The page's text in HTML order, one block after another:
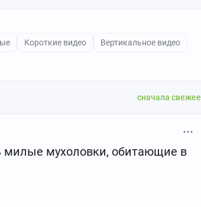
Короткие видео
Вертикальное видео
сначала свежее
милые мухоловки, обитающие в